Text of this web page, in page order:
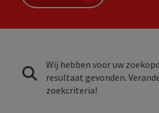
Wij hebben voor uw
resultaat gevonden.
zoekcriteria!